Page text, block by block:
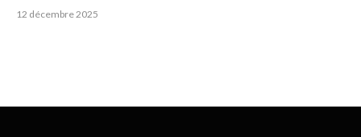
12 décembre 2025